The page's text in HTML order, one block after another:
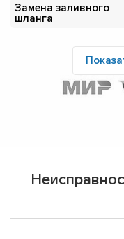
Замена заливного
шланга